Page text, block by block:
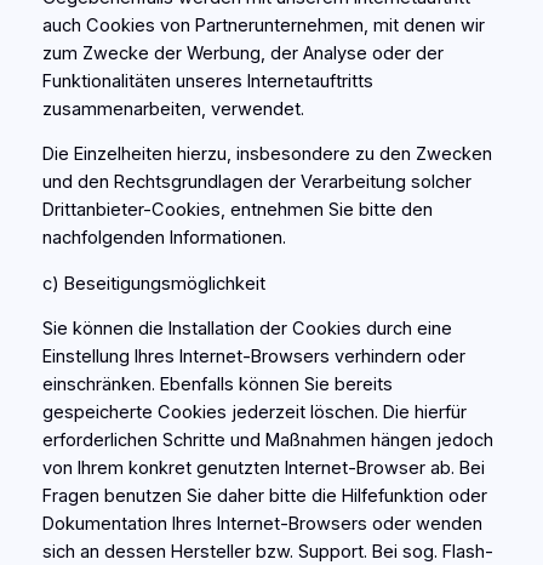
auch Cookies von Partnerunternehmen, mit denen wir
zum Zwecke der Werbung, der Analyse oder der
Funktionalitäten unseres Internetauftritts
zusammenarbeiten, verwendet.
Die Einzelheiten hierzu, insbesondere zu den Zwecken
und den Rechtsgrundlagen der Verarbeitung solcher
Drittanbieter-Cookies, entnehmen Sie bitte den
nachfolgenden Informationen.
c) Beseitigungsmöglichkeit
Sie können die Installation der Cookies durch eine
Einstellung Ihres Internet-Browsers verhindern oder
einschränken. Ebenfalls können Sie bereits
gespeicherte Cookies jederzeit löschen. Die hierfür
erforderlichen Schritte und Maßnahmen hängen jedoch
von Ihrem konkret genutzten Internet-Browser ab. Bei
Fragen benutzen Sie daher bitte die Hilfefunktion oder
Dokumentation Ihres Internet-Browsers oder wenden
sich an dessen Hersteller bzw. Support. Bei sog. Flash-